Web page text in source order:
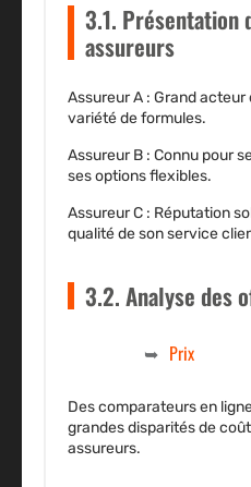
3.1. Présentation
assureurs
Assureur A : Grand acteur
variété de formules.
Assureur B : Connu pour
ses options flexibles.
Assureur C : Réputation
qualité de son service
3.2. Analyse des
Prix
Des comparateurs en
grandes disparités de
assureurs.